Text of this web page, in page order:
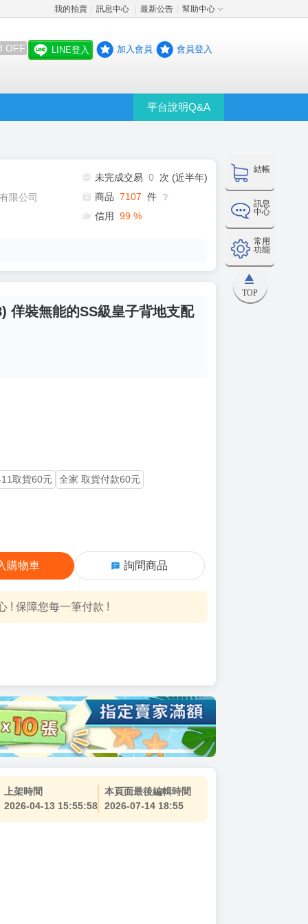
我的拍賣 訊息中心 最新公告 幫助中心
OFF LINE登入 加入會員 會員登入
平台說明Q&A
結帳
訊息
中心
常用
功能
TOP
限公司
未完成交易 0
次 (近半年)
商品 7107 件 ❔
信用 99 %
佯裝無能的SS級皇子背地支配
取貨60元
全家 取貨付款60元
購物車 詢問商品
! 保障您每一筆付款 !